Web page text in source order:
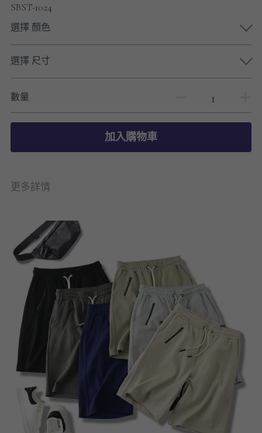
SBST-1024
選擇 顏色
選擇 尺寸
數量
加入購物車
更多詳情
限時促銷
男裝